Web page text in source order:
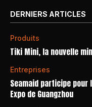
DERNIERS ARTICLES
Produits
Tiki Mini, la nouvelle
Entreprises
Seamaid participe pour
Expo de Guangzhou